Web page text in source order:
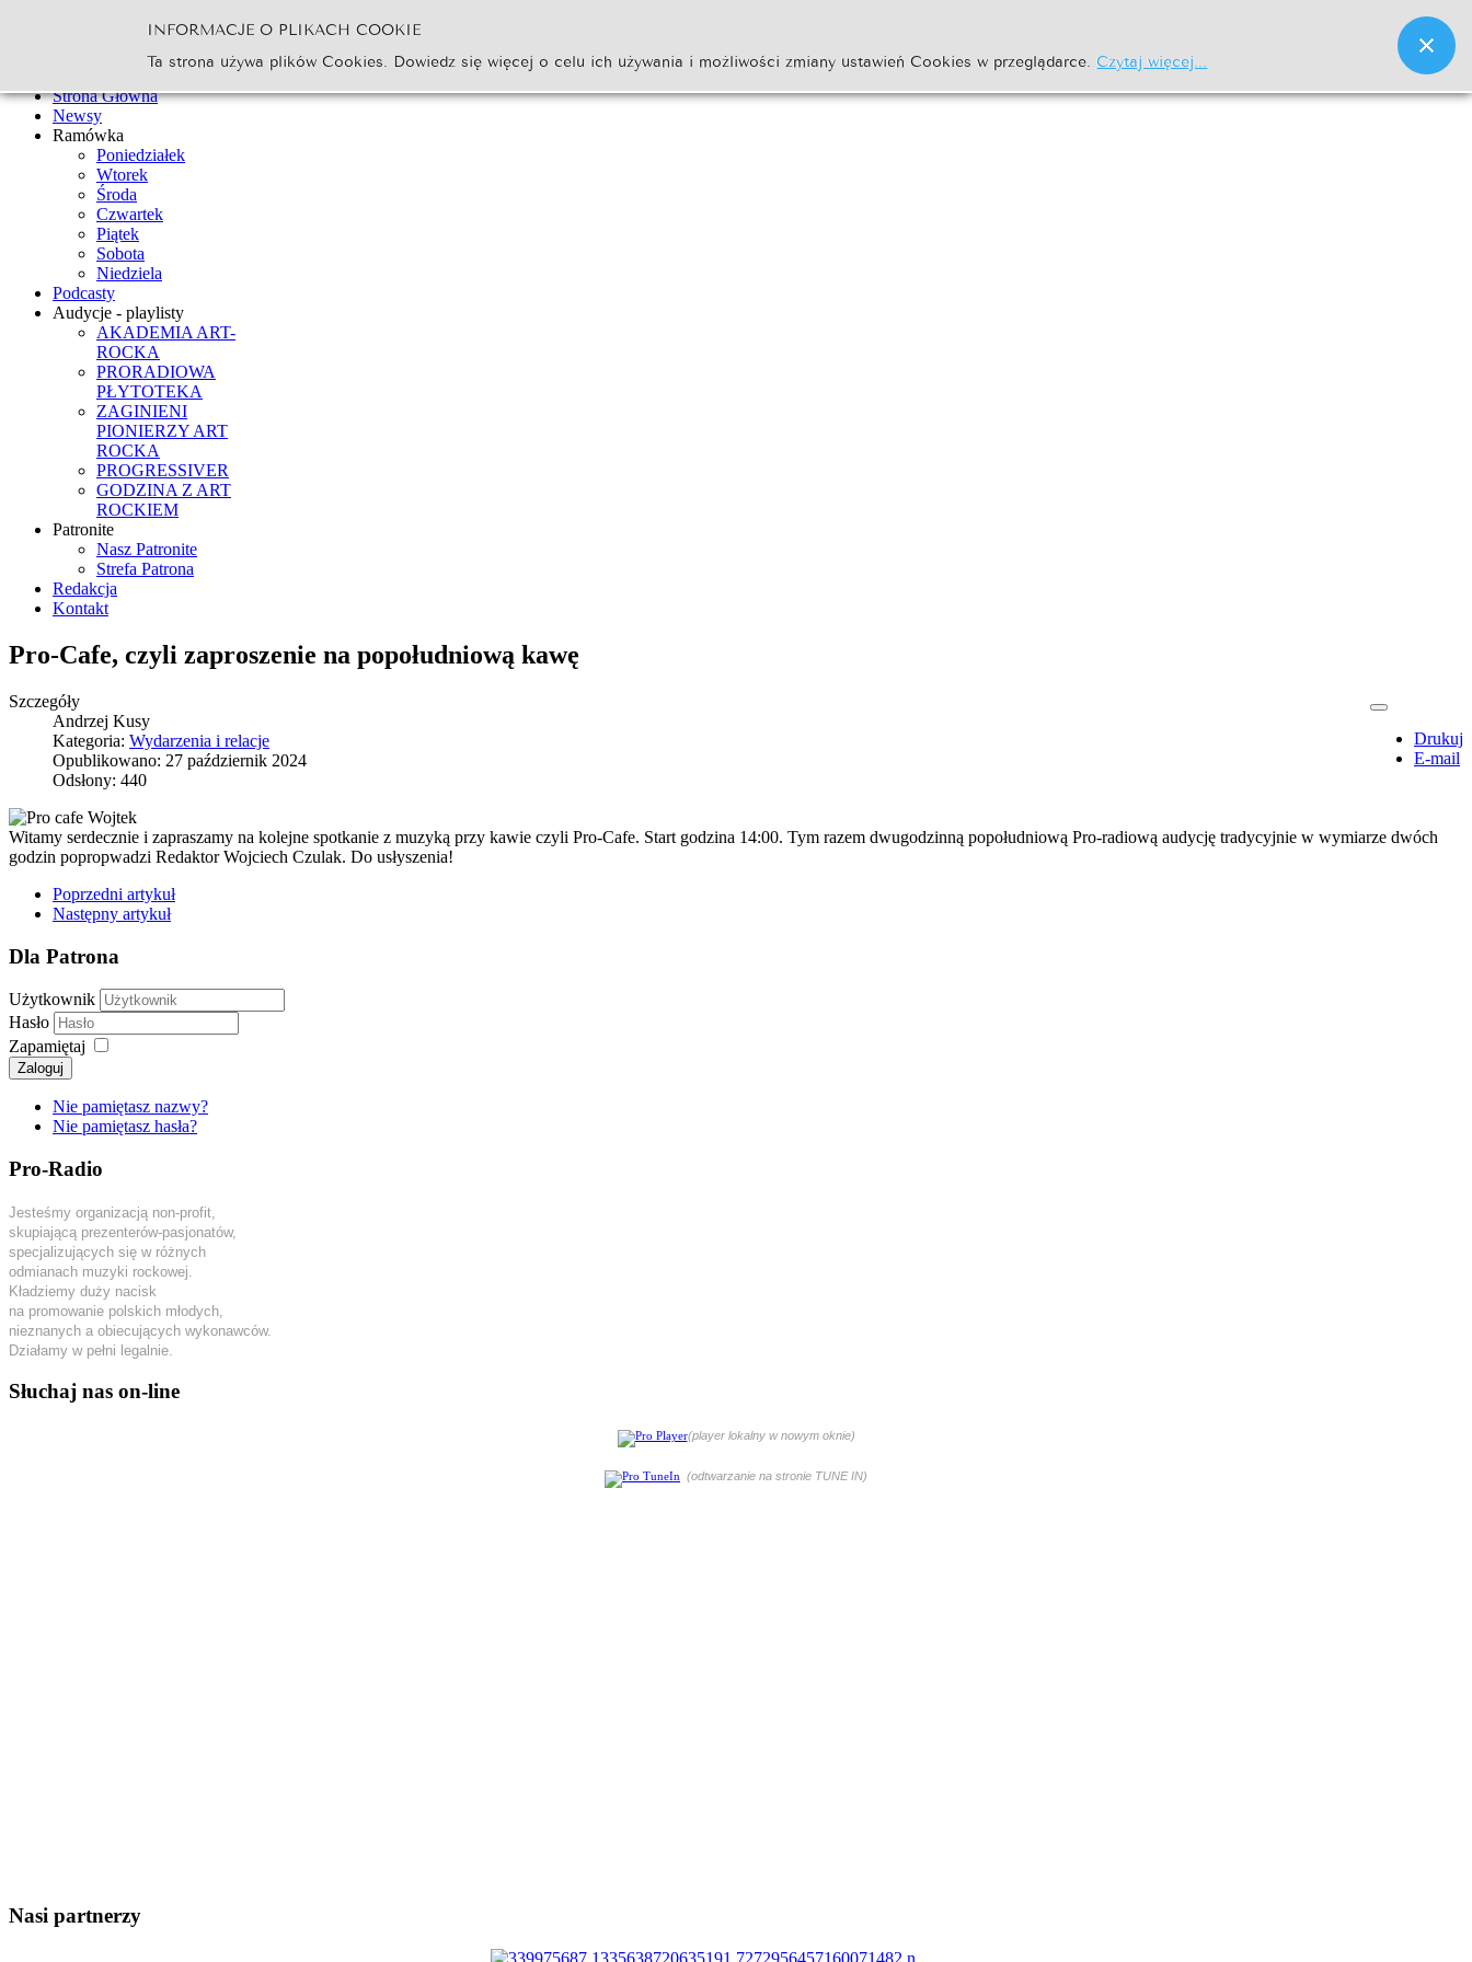
Go
Strona Główna
Newsy
Ramówka
Poniedziałek
Wtorek
Środa
Czwartek
Piątek
Sobota
Niedziela
Podcasty
Audycje - playlisty
AKADEMIA ART-
ROCKA
PRORADIOWA
PŁYTOTEKA
ZAGINIENI
PIONIERZY ART
ROCKA
PROGRESSIVER
GODZINA Z ART
ROCKIEM
Patronite
Nasz Patronite
Strefa Patrona
Redakcja
Kontakt
Pro-Cafe, czyli zaproszenie na popołudniową kawę
Drukuj
E-mail
Szczegóły
Andrzej Kusy
Kategoria: Wydarzenia i relacje
Opublikowano: 27 październik 2024
Odsłony: 440
Witamy serdecznie i zapraszamy na kolejne spotkanie z muzyką przy kawie czyli Pro-Cafe. Start godzina 14:00. Tym razem dwugodzinną popołudniową Pro-radiową audycję tradycyjnie w wymiarze dwóch
godzin popropwadzi Redaktor Wojciech Czulak. Do usłyszenia!
Poprzedni artykuł
Następny artykuł
Dla Patrona
Użytkownik
Hasło
Zapamiętaj
Zaloguj
Nie pamiętasz nazwy?
Nie pamiętasz hasła?
Pro-Radio
Jesteśmy organizacją non-profit,
skupiającą prezenterów-pasjonatów,
specjalizujących się w różnych
odmianach muzyki rockowej.
Kładziemy duży nacisk
na promowanie polskich młodych,
nieznanych a obiecujących wykonawców.
Działamy w pełni legalnie.
Słuchaj nas on-line
(player lokalny w nowym oknie)
(odtwarzanie na stronie TUNE IN)
Nasi partnerzy
INFORMACJE O PLIKACH COOKIE
Ta strona używa plików Cookies. Dowiedz się więcej o celu ich używania i możliwości zmiany ustawień Cookies w przeglądarce.Czytaj więcej...